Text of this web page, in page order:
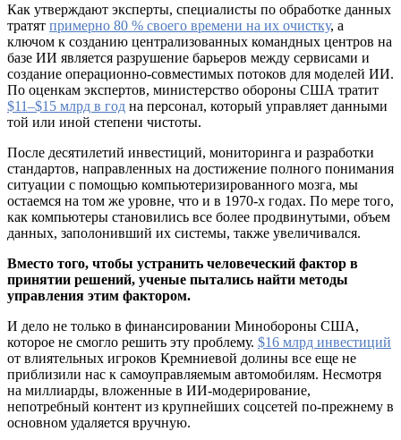
Как утверждают эксперты, специалисты по обработке данных
тратят примерно 80 % своего времени на их очистку, а
ключом к созданию централизованных командных центров на
базе ИИ является разрушение барьеров между сервисами и
создание операционно-совместимых потоков для моделей ИИ.
По оценкам экспертов, министерство обороны США тратит
$11–$15 млрд в год на персонал, который управляет данными
той или иной степени чистоты.
После десятилетий инвестиций, мониторинга и разработки
стандартов, направленных на достижение полного понимания
ситуации с помощью компьютеризированного мозга, мы
остаемся на том же уровне, что и в 1970-х годах. По мере того,
как компьютеры становились все более продвинутыми, объем
данных, заполонивший их системы, также увеличивался.
Вместо того, чтобы устранить человеческий фактор в
принятии решений, ученые пытались найти методы
управления этим фактором.
И дело не только в финансировании Минобороны США,
которое не смогло решить эту проблему. $16 млрд инвестиций
от влиятельных игроков Кремниевой долины все еще не
приблизили нас к самоуправляемым автомобилям. Несмотря
на миллиарды, вложенные в ИИ-модерирование,
непотребный контент из крупнейших соцсетей по-прежнему в
основном удаляется вручную.